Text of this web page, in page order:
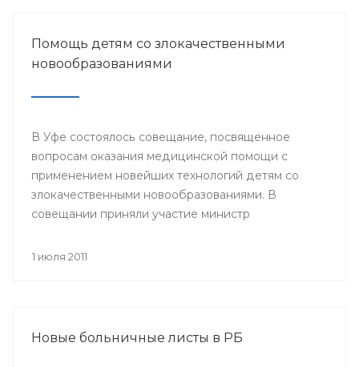
Помощь детям со злокачественными
новообразованиями
В Уфе состоялось совещание, посвященное
вопросам оказания медицинской помощи с
применением новейших технологий детям со
злокачественными новообразованиями. В
совещании приняли участие министр
охраны здоровья материнства и детства
1 июля 2011
Новые больничные листы в РБ